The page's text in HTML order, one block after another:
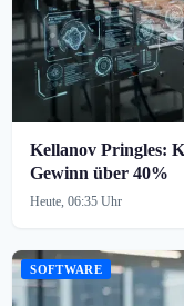
Kellanov Pringles:
Gewinn über 40%
Heute, 06:35 Uhr
SOFTWARE